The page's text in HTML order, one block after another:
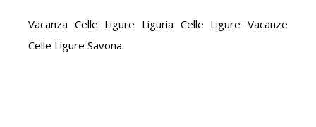
Vacanza Celle Ligure Liguria Celle Ligure Vacanze
Celle Ligure Savona